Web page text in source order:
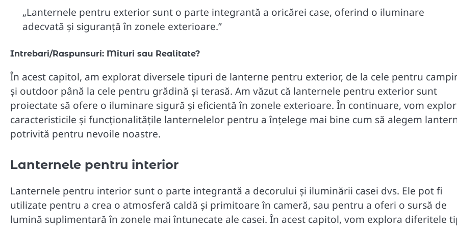
„Lanternele pentru exterior sunt o parte integrantă a oricărei case, oferind o iluminare
adecvată și siguranță în zonele exterioare.”
Intrebari/Raspunsuri: Mituri sau Realitate?
În acest capitol, am explorat diversele tipuri de lanterne pentru exterior, de la cele pentru
și outdoor până la cele pentru grădină și terasă. Am văzut că lanternele pentru exterior sunt
proiectate să ofere o iluminare sigură și eficientă în zonele exterioare. În continuare, vom
caracteristicile și funcționalitățile lanternelelor pentru a înțelege mai bine cum să alegem
potrivită pentru nevoile noastre.
Lanternele pentru interior
Lanternele pentru interior sunt o parte integrantă a decorului și iluminării casei dvs. Ele pot fi
utilizate pentru a crea o atmosferă caldă și primitoare în cameră, sau pentru a oferi o sursă de
lumină suplimentară în zonele mai întunecate ale casei. În acest capitol, vom explora diferitele